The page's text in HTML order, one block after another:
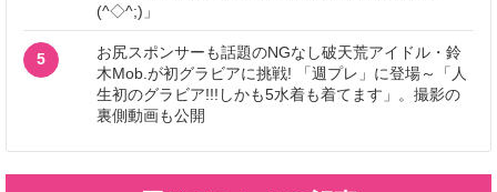
(^◇^;)」
5
お尻スポンサーも話題のNGなし破天荒アイドル・鈴
木Mob.が初グラビアに挑戦! 「週プレ」に登場～「人
生初のグラビア!!!しかも5水着も着てます」。撮影の
裏側動画も公開